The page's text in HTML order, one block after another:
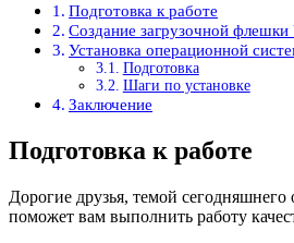
Подготовка к работе
Создание загрузочной флешки
Установка операционной
Подготовка
Шаги по установке
Заключение
Подготовка к работе
Дорогие друзья, темой
поможет вам выполнить работу